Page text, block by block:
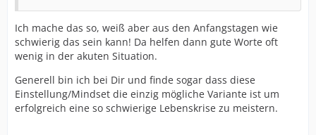
Ich mache das so, weiß aber aus den Anfangstagen wie
schwierig das sein kann! Da helfen dann gute Worte oft
wenig in der akuten Situation.
Generell bin ich bei Dir und finde sogar dass diese
Einstellung/Mindset die einzig mögliche Variante ist um
erfolgreich eine so schwierige Lebenskrise zu meistern.